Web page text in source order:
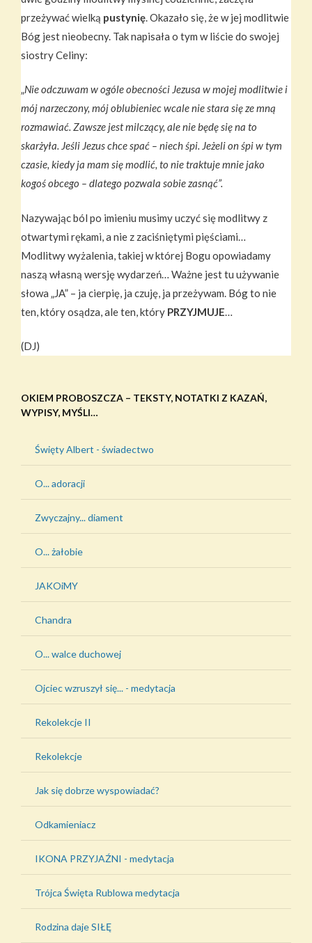
przeżywać wielką pustynię. Okazało się, że w jej modlitwie
Bóg jest nieobecny. Tak napisała o tym w liście do swojej
siostry Celiny:
„Nie odczuwam w ogóle obecności Jezusa w mojej modlitwie i
mój narzeczony, mój oblubieniec wcale nie stara się ze mną
rozmawiać. Zawsze jest milczący, ale nie będę się na to
skarżyła. Jeśli Jezus chce spać – niech śpi. Jeżeli on śpi w tym
czasie, kiedy ja mam się modlić, to nie traktuje mnie jako
kogoś obcego – dlatego pozwala sobie zasnąć”.
Nazywając ból po imieniu musimy uczyć się modlitwy z
otwartymi rękami, a nie z zaciśniętymi pięściami…
Modlitwy wyżalenia, takiej w której Bogu opowiadamy
naszą własną wersję wydarzeń… Ważne jest tu używanie
słowa „JA” – ja cierpię, ja czuję, ja przeżywam. Bóg to nie
ten, który osądza, ale ten, który PRZYJMUJE…
(DJ)
OKIEM PROBOSZCZA – TEKSTY, NOTATKI Z KAZAŃ,
WYPISY, MYŚLI…
Święty Albert - świadectwo
O... adoracji
Zwyczajny... diament
O... żałobie
JAKOiMY
Chandra
O... walce duchowej
Ojciec wzruszył się... - medytacja
Rekolekcje II
Rekolekcje
Jak się dobrze wyspowiadać?
Odkamieniacz
IKONA PRZYJAŹNI - medytacja
Trójca Święta Rublowa medytacja
Rodzina daje SIŁĘ